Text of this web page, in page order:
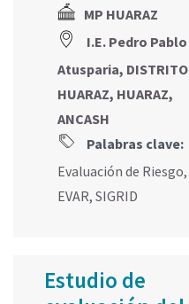
MP HUARAZ
I.E. Pedro Pablo
Atusparia, DISTRITO
HUARAZ, HUARAZ,
ANCASH
Palabras clave:
Evaluación de Riesgo,
EVAR, SIGRID
Estudio de